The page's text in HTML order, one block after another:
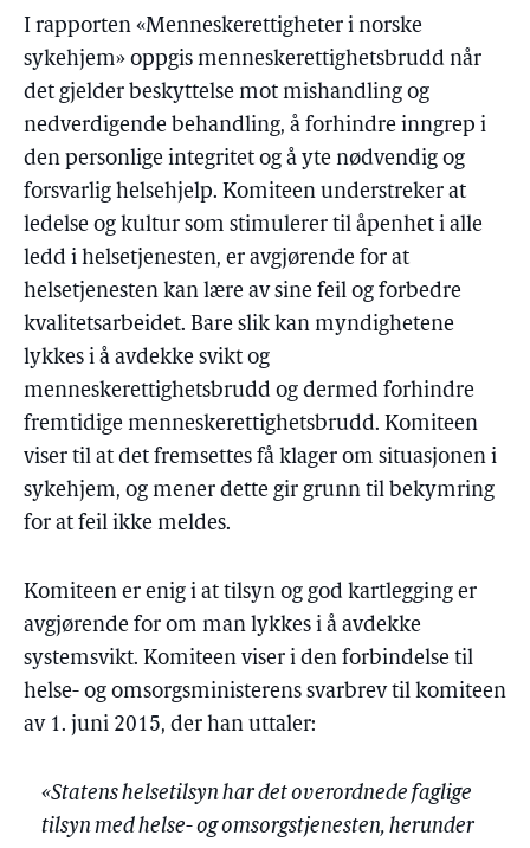
I rapporten «Menneskerettigheter i norske
sykehjem» oppgis menneskerettighetsbrudd når
det gjelder beskyttelse mot mishandling og
nedverdigende behandling, å forhindre inngrep i
den personlige integritet og å yte nødvendig og
forsvarlig helsehjelp. Komiteen understreker at
ledelse og kultur som stimulerer til åpenhet i alle
ledd i helsetjenesten, er avgjørende for at
helsetjenesten kan lære av sine feil og forbedre
kvalitetsarbeidet. Bare slik kan myndighetene
lykkes i å avdekke svikt og
menneskerettighetsbrudd og dermed forhindre
fremtidige menneskerettighetsbrudd. Komiteen
viser til at det fremsettes få klager om situasjonen i
sykehjem, og mener dette gir grunn til bekymring
for at feil ikke meldes.
Komiteen er enig i at tilsyn og god kartlegging er
avgjørende for om man lykkes i å avdekke
systemsvikt. Komiteen viser i den forbindelse til
helse- og omsorgsministerens svarbrev til komiteen
av 1. juni 2015, der han uttaler:
«Statens helsetilsyn har det overordnede faglige
tilsyn med helse- og omsorgstjenesten, herunder